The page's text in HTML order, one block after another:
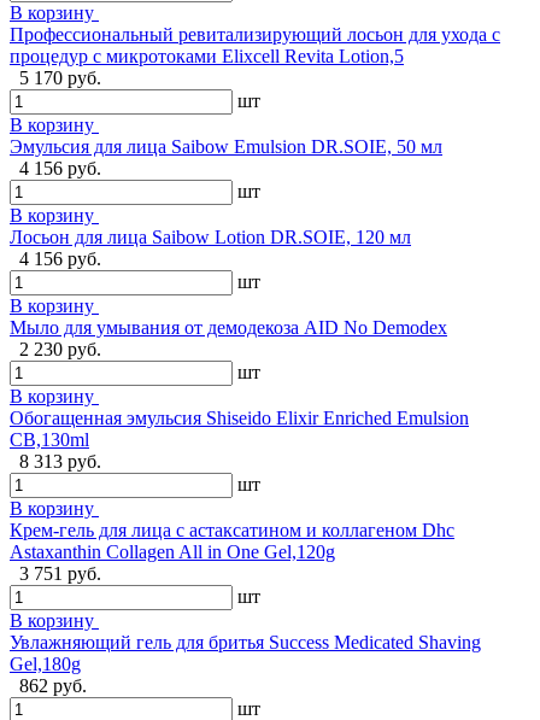
В корзину
Профессиональный ревитализирующий лосьон для ухода с
процедур с микротоками Elixcell Revita Lotion,5
5 170 руб.
шт
В корзину
Эмульсия для лица Saibow Emulsion DR.SOIE, 50 мл
4 156 руб.
шт
В корзину
Лосьон для лица Saibow Lotion DR.SOIE, 120 мл
4 156 руб.
шт
В корзину
Мыло для умывания от демодекоза AID No Demodex
2 230 руб.
шт
В корзину
Обогащенная эмульсия Shiseido Elixir Enriched Emulsion
CB,130ml
8 313 руб.
шт
В корзину
Крем-гель для лица с астаксатином и коллагеном Dhc
Astaxanthin Collagen All in One Gel,120g
3 751 руб.
шт
В корзину
Увлажняющий гель для бритья Success Medicated Shaving
Gel,180g
862 руб.
шт